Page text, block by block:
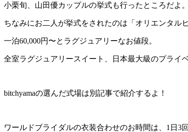
小栗旬、山田優カップルの挙式も行ったところだよ。
ちなみにお二人が挙式をされたのは「オリエンタル
一泊60,000円〜とラグジュアリーなお値段。
全室ラグジュアリースイート、日本最大級のプライ
bitchyamaの選んだ式場は別記事で紹介するよ！
ワールドブライダルの衣装合わせのお時間は、1日3